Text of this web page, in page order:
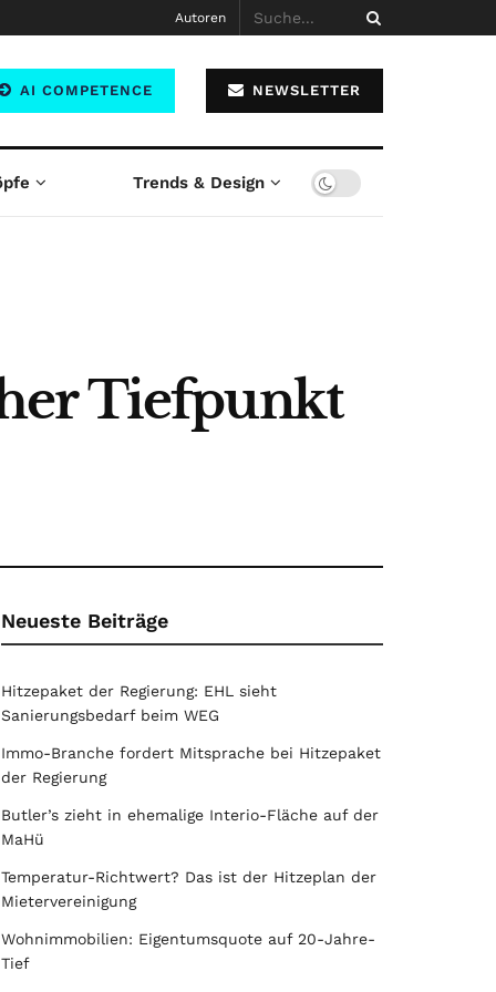
Autoren
AI COMPETENCE NEWSLETTER
Trends & Design
Tiefpunkt
Neueste Beiträge
Hitzepaket der Regierung: EHL sieht
Sanierungsbedarf beim WEG
Immo-Branche fordert Mitsprache bei Hitzepaket
der Regierung
Butler’s zieht in ehemalige Interio-Fläche auf der
MaHü
Temperatur-Richtwert? Das ist der Hitzeplan der
Mietervereinigung
Wohnimmobilien: Eigentumsquote auf 20-Jahre-
Tief